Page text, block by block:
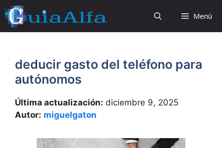
Saltar
al
contenido
Menú
deducir gasto del teléfono para
autónomos
Última actualización: diciembre 9, 2025
Autor: miguelgaton